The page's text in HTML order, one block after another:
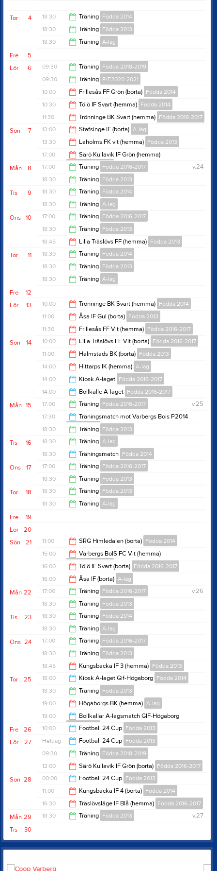
4
Tor 18:30 Träning Födda 2014
20:00
18:30 Träning Födda 2013
18:30 Träning A-lag
20:00
5
Fre
6
Lör 09:30 Träning Födda 2018-2019
10:30
09:30 Träning P/F2020-2021
10:30
10:00 Frillesås FF Grön (borta) Födda 2014
12:00
10:30 Tölö IF Svart (hemma) Födda 2014
12:30
11:30 Trönninge BK Svart (hemma) Födda 2016-2017
12:45
7
Sön 13:00 Stafsinge IF (borta) A-lag
15:00
13:30 Laholms FK vit (hemma) Födda 2013
15:30
17:00
Särö Kullavik IF Grön (hemma)
Födda 2016-2017
18:15
8
Mån v.24
17:00 Träning Födda 2016-2017
18:30
18:30 Träning Födda 2013
20:00
9
Tis 18:30 Träning Födda 2014
20:00
18:30 Träning A-lag
20:00
10
Ons 17:00 Träning Födda 2016-2017
18:30
18:30 Träning Födda 2013
20:00
18:45 Lilla Träslövs FF (hemma) Födda 2013
20:45
11
Tor 18:30 Träning Födda 2014
20:00
18:30 Träning Födda 2013
18:30 Träning A-lag
20:00
12
Fre
13
Lör 10:00 Trönninge BK Svart (hemma) Födda 2014
11:30
11:00 Åsa IF Gul (borta) Födda 2013
13:00
11:30 Frillesås FF Vit (hemma) Födda 2016-2017
12:45
14
Sön 10:00 Lilla Träslövs FF Vit (borta) Födda 2016-2017
11:15
11:00 Halmstads BK (borta) Födda 2013
13:00
14:00 Hittarps IK (hemma) A-lag
16:00
14:00 Kiosk A-laget Födda 2016-2017
16:00
14:00 Bollkalle A-laget Födda 2016-2017
16:00
15
Mån v.25
17:00 Träning Födda 2016-2017
18:30
17:30
Träningsmatch mot Varbergs Bois P2014
Födda 2013
19:00
18:30 Träning Födda 2013
20:00
16
Tis 18:30 Träning A-lag
20:00
18:30 Träningsmatch Födda 2014
19:30
17
Ons 17:00 Träning Födda 2016-2017
18:30
18:30 Träning Födda 2013
20:00
18
Tor 18:30 Träning Födda 2013
18:30 Träning A-lag
19
Fre
20
Lör
21
Sön 11:00 SRG Himledalen (borta) Födda 2014
12:30
15:00
Varbergs BoIS FC Vit (hemma)
Födda 2016-2017
16:15
16:00 Tölö IF Svart (borta) Födda 2016-2017
17:15
16:00 Åsa IF (borta) A-lag
18:00
22
Mån v.26
17:00 Träning Födda 2016-2017
18:30
18:30 Träning Födda 2013
20:00
23
Tis 18:30 Träning Födda 2014
20:00
18:30 Träning A-lag
20:00
24
Ons 17:00 Träning Födda 2016-2017
18:30
18:30 Träning Födda 2013
20:00
18:45 Kungsbacka IF 3 (hemma) Födda 2013
20:45
25
Tor 18:00 Kiosk A-laget Gif-Högaborg Födda 2014
21:00
18:30 Träning Födda 2013
20:00
19:00 Högaborgs BK (hemma) A-lag
21:00
19:00
Bollkallar A-lagsmatch GIF-Högaborg
Födda 2014
21:00
26
Fre 10:00 Football 24 Cup Födda 2013
00:00
27
Lör Heldag Football 24 Cup Födda 2013
09:30
Träning Födda 2018-2019
10:30
12:00 Särö Kullavik IF Grön (borta) Födda 2016-2017
13:15
28
Sön 00:00 Football 24 Cup Födda 2013
16:00
11:00 Kungsbacka IF 4 (borta) Födda 2014
12:30
16:30 Träslövsläge IF Blå (hemma) Födda 2016-2017
29
Mån v.27
18:30 Träning Födda 2013
20:00
30
Tis